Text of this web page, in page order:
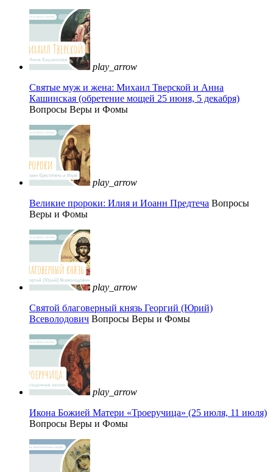
play_arrow
Святые муж и жена: Михаил Тверской и Анна
Кашинская (обретение мощей 25 июня, 5 декабря)
Вопросы Веры и Фомы
play_arrow
Великие пророки: Илия и Иоанн Предтеча Вопросы
Веры и Фомы
play_arrow
Святой благоверный князь Георгий (Юрий)
Всеволодович Вопросы Веры и Фомы
play_arrow
Икона Божией Матери «Троеручица» (25 июля, 11 июля)
Вопросы Веры и Фомы